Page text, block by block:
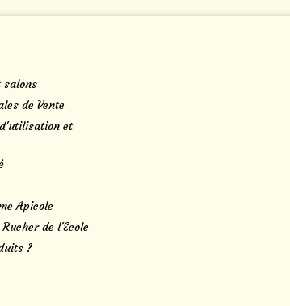
salons
de Vente
et
Apicole
de l'Ecole
?